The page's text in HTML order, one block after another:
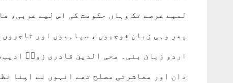
لمبے عرصے تک وہاں حکومت کی اس لیے عربی،
پھر وہی زبان فوجیوں ، سپاہیوں اور
اردو زبان بنی۔ محی الدین قادری زورؔ
دان اور معاشرتی مصلح تھے انہوں نے اپنا